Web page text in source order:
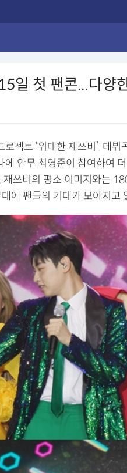
일 첫 팬콘...다양
젝트 ‘위대한 재쓰비’. 데
에 안무 최영준이 참여하여
쓰비의 평소 이미지와는
에 팬들의 기대가 모아지고